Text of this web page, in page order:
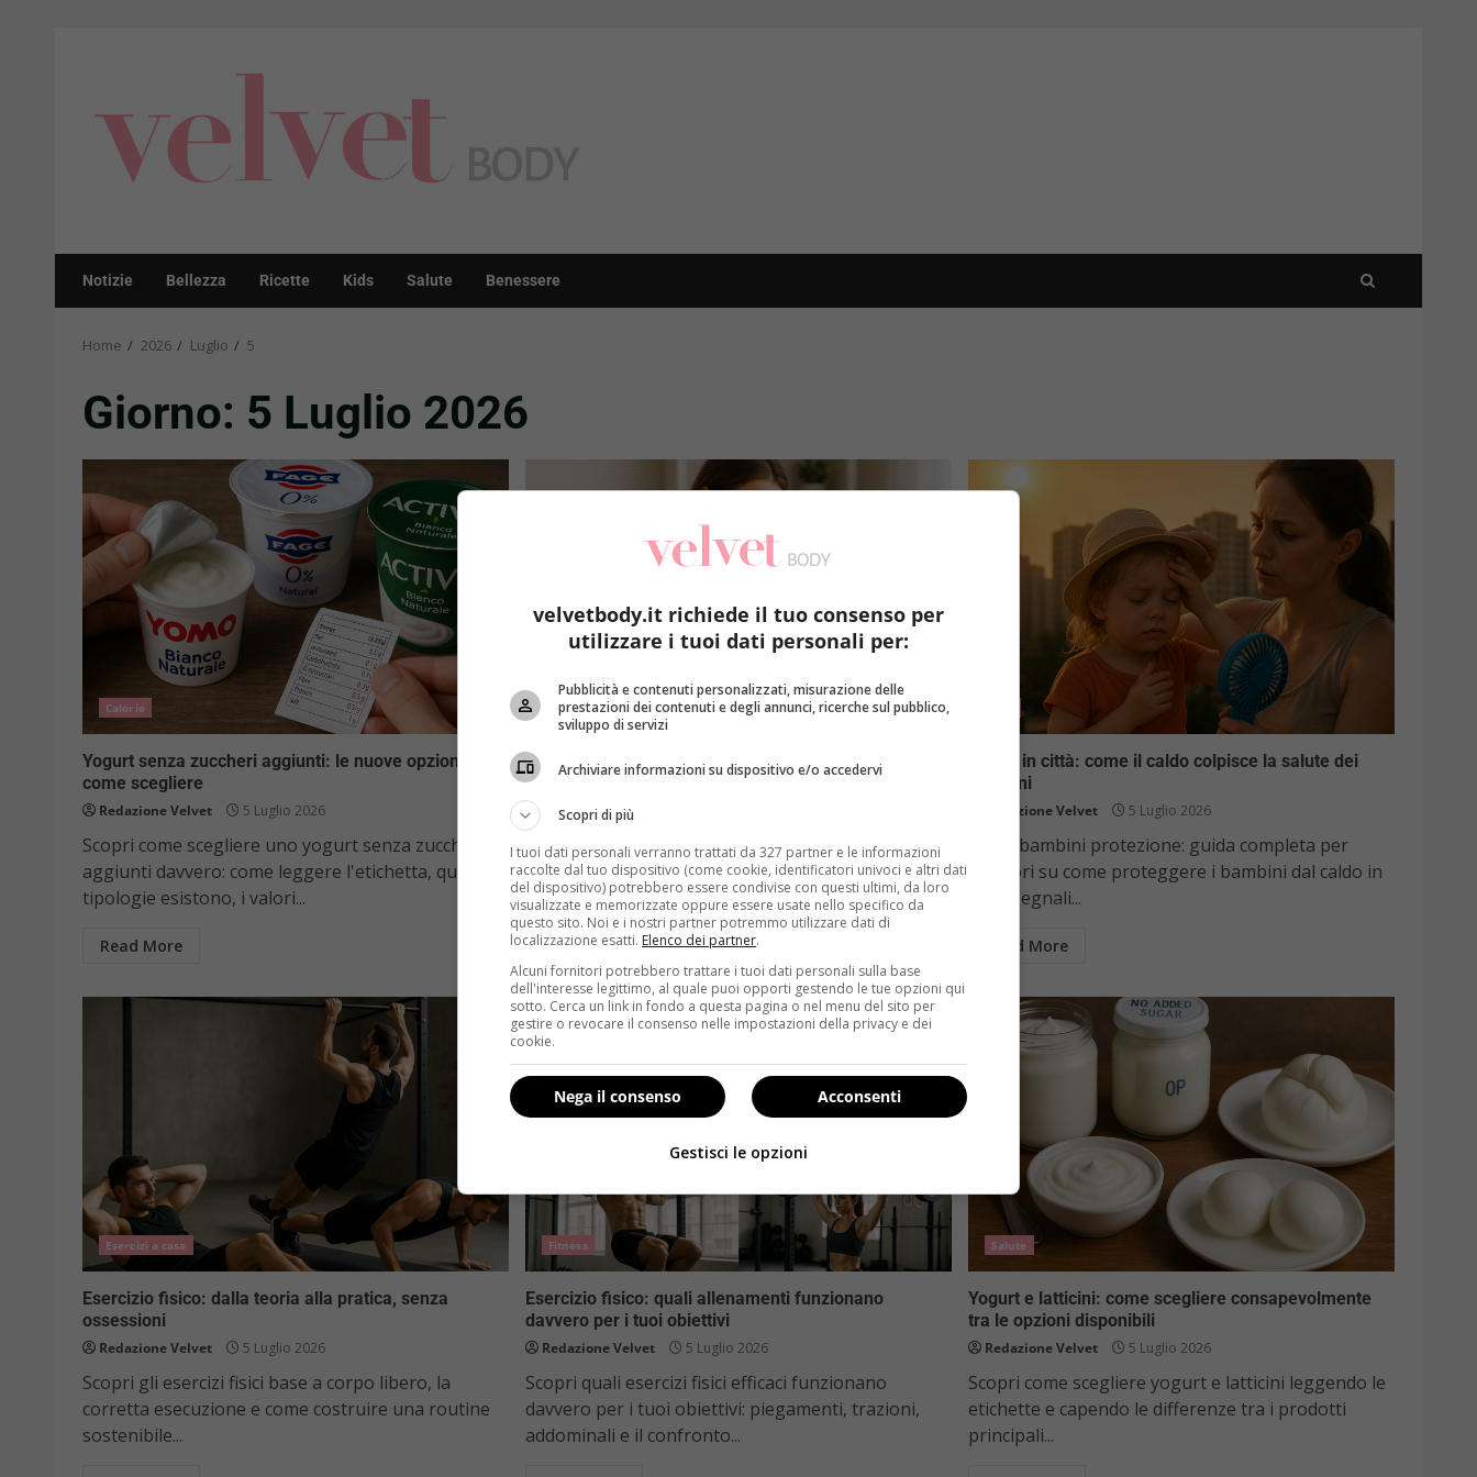
Notizie Bellezza Ricette Kids Salute Benessere
Home 2026 Luglio 5
Giorno: 5 Luglio 2026
Calorie
Yogurt senza zuccheri aggiunti: le nuove opzioni e
come scegliere
Redazione Velvet 5 Luglio 2026
Scopri come scegliere uno yogurt senza zuccheri
aggiunti davvero: come leggere l'etichetta, quali
tipologie esistono, i valori...
Read More
Salute
Gravidanza settimana per settimana: cosa accade nel
primo trimestre
Redazione Velvet
Scopri come evolve la gravidanza primo trimestre
settimana per settimana: cambiamenti ormonali,
sviluppo embrionale e sintomi delle...
Read More
Estate in città: come il caldo colpisce la salute dei
bambini
Redazione Velvet 5 Luglio 2026
Caldo bambini protezione: guida completa per
genitori su come proteggere i bambini dal caldo in
città. Segnali...
Read More
Esercizi a casa
Esercizio fisico: dalla teoria alla pratica, senza
ossessioni
Redazione Velvet 5 Luglio 2026
Scopri gli esercizi fisici base a corpo libero, la
corretta esecuzione e come costruire una routine
sostenibile...
Fitness
Esercizio fisico: quali allenamenti funzionano
davvero per i tuoi obiettivi
Redazione Velvet 5 Luglio 2026
Scopri quali esercizi fisici efficaci funzionano
davvero per i tuoi obiettivi: piegamenti, trazioni,
addominali e il confronto...
Salute
Yogurt e latticini: come scegliere consapevolmente
tra le opzioni disponibili
Redazione Velvet 5 Luglio 2026
Scopri come scegliere yogurt e latticini leggendo le
etichette e capendo le differenze tra i prodotti
principali...
velvetbody.it richiede il tuo consenso per
utilizzare i tuoi dati personali per:
Pubblicità e contenuti personalizzati, misurazione delle
prestazioni dei contenuti e degli annunci, ricerche sul pubblico,
sviluppo di servizi
Archiviare informazioni su dispositivo e/o accedervi
Scopri di più
I tuoi dati personali verranno trattati da 327 partner e le informazioni
raccolte dal tuo dispositivo (come cookie, identificatori univoci e altri dati
del dispositivo) potrebbero essere condivise con questi ultimi, da loro
visualizzate e memorizzate oppure essere usate nello specifico da
questo sito. Noi e i nostri partner potremmo utilizzare dati di
localizzazione esatti. Elenco dei partner.
Alcuni fornitori potrebbero trattare i tuoi dati personali sulla base
dell'interesse legittimo, al quale puoi opporti gestendo le tue opzioni qui
sotto. Cerca un link in fondo a questa pagina o nel menu del sito per
gestire o revocare il consenso nelle impostazioni della privacy e dei
cookie.
Acconsenti
Nega il consenso
Gestisci le opzioni